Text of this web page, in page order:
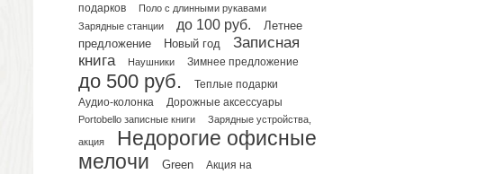
Планинги датированные
Планинги недатированные
Телефонные книжки
Еженедельники
Органайзер на ежедневник
Сумки и Рюкзаки
Сумки для планшетов и ноутбуков
Рюкзаки
подарков
Поло с длинными рукавами
Зарядные станции
до 100 руб.
Летнее
предложение
Новый год
Записная
книга
Наушники Зимнее предложение
до 500 руб.
Теплые подарки
Аудио-колонка
Дорожные аксессуары
Portobello записные книги
Зарядные устройства,
акция
Недорогие офисные
мелочи
Green
Акция на